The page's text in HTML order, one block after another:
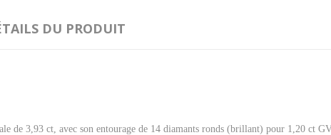
DU PRODUIT
de 3,93 ct, avec son entourage de 14 diamants ronds (brillant) pour 1,20 ct